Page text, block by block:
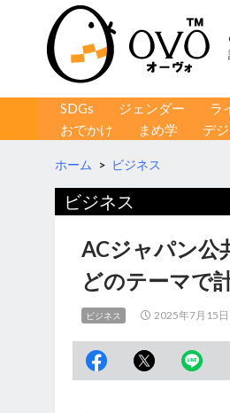
コンテンツへ移動
SDGs ジェンダー ラ
おでかけ
まめ学 デ
ホーム > ビジネス
ビジネス
ACジャパン公
どのテーマで
ビジネス 2025年7月15日